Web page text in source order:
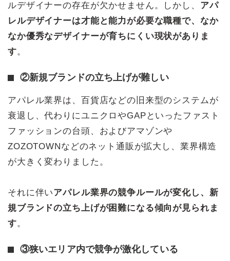
ルデザイナーの存在が欠かせません。しかし、 アパ
レルデザイナーは才能と能力が必要な職種で、なか
なか優秀なデザイナーが育ちにくい現状がありま
す。
②新規ブランドの立ち上げが難しい
アパレル業界は、百貨店などの旧来型のシステムが
衰退し、代わりにユニクロやGAPといったファスト
ファッションの台頭、およびアマゾンや
ZOZOTOWNなどのネット通販が拡大し、業界構造
が大きく変わりました。
それに伴いアパレル業界の競争ルールが変化し、新
規ブランドの立ち上げが困難になる傾向が見られま
す。
③狭いエリア内で競争が激化している